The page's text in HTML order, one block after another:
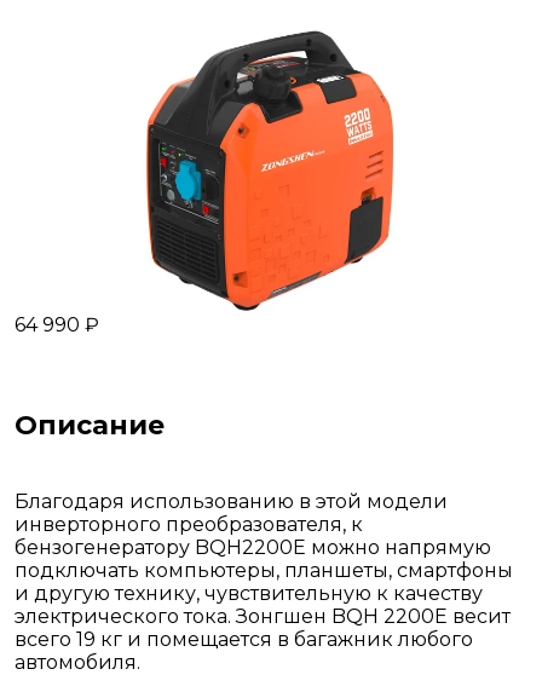
64 990 ₽
Описание
Благодаря использованию в этой модели
инверторного преобразователя, к
бензогенератору BQH2200E можно напрямую
подключать компьютеры, планшеты, смартфоны
и другую технику, чувствительную к качеству
электрического тока. Зонгшен BQH 2200E весит
всего 19 кг и помещается в багажник любого
автомобиля.